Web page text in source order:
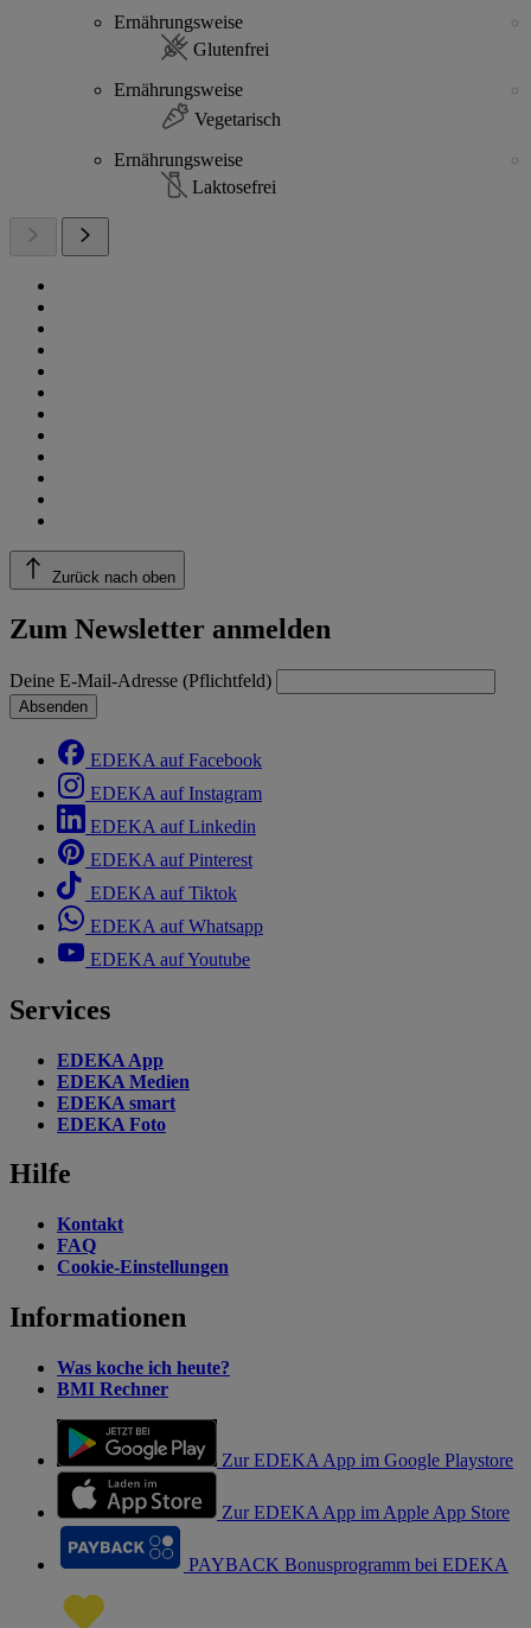
Ernährungsweise
Glutenfrei
Ernährungsweise
Vegetarisch
Ernährungsweise
Laktosefrei
Zurück nach oben
Zum Newsletter anmelden
Deine E-Mail-Adresse (Pflichtfeld)
Absenden
EDEKA auf Facebook
EDEKA auf Instagram
EDEKA auf Linkedin
EDEKA auf Pinterest
EDEKA auf Tiktok
EDEKA auf Whatsapp
EDEKA auf Youtube
Services
EDEKA App
EDEKA Medien
EDEKA smart
EDEKA Foto
Hilfe
Kontakt
FAQ
Cookie-Einstellungen
Informationen
Was koche ich heute?
BMI Rechner
Zur EDEKA App im Google Playstore
Zur EDEKA App im Apple App Store
PAYBACK Bonusprogramm bei EDEKA